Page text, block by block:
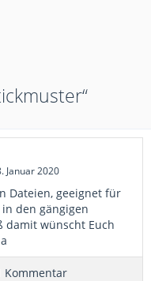
Januar 2020
Dateien, geeignet für
den gängigen
damit wünscht Euch
Kommentar